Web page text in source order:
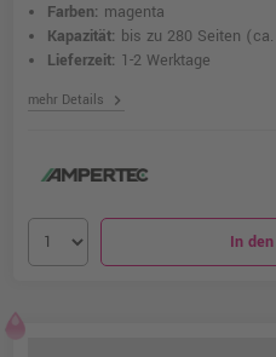
Farben: magenta
Kapazität: bis zu 280 Seiten
Lieferzeit: 1-2 Werktage
mehr Details chevron_right
In